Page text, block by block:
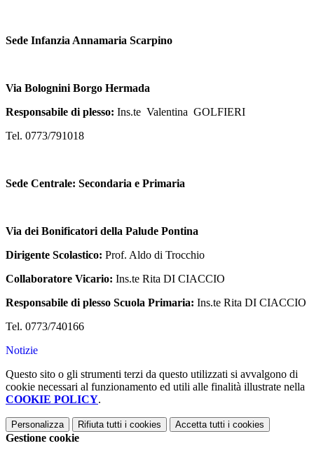
Sede Infanzia Annamaria Scarpino
Via Bolognini Borgo Hermada
Responsabile di plesso: Ins.te Valentina GOLFIERI
Tel. 0773/791018
Sede Centrale: Secondaria e Primaria
Via dei Bonificatori della Palude Pontina
Dirigente Scolastico: Prof. Aldo di Trocchio
Collaboratore Vicario: Ins.te Rita DI CIACCIO
Responsabile di plesso Scuola Primaria: Ins.te Rita DI CIACCIO
Tel. 0773/740166
Notizie
Questo sito o gli strumenti terzi da questo utilizzati si avvalgono di
cookie necessari al funzionamento ed utili alle finalità illustrate nella
COOKIE POLICY.
Personalizza Rifiuta tutti i cookies Accetta tutti i cookies
Gestione cookie